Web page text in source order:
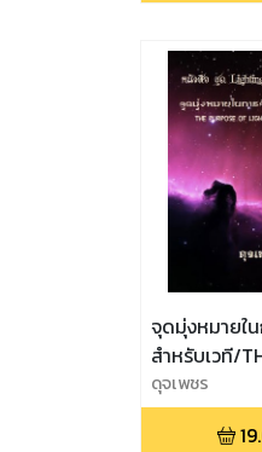
จุดมุ่งหมายใ
สำหรับเวที/
OF LIGHTING
STAGE
ดุจเพชร